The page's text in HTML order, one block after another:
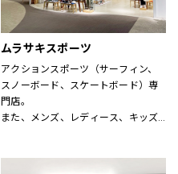
ムラサキスポーツ
アクションスポーツ（サーフィン、
スノーボード、スケートボード）専
門店。
また、メンズ、レディース、キッズ